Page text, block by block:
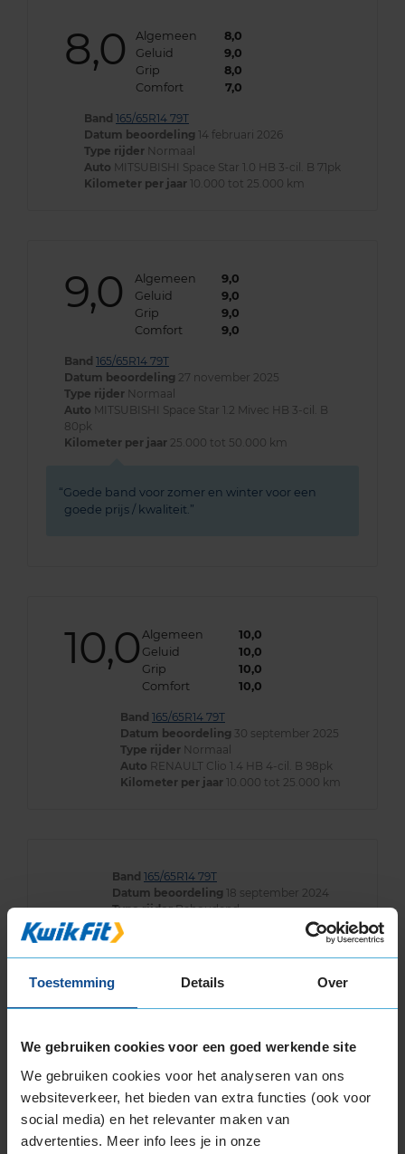
Toestemming Details Over
We gebruiken cookies voor een goed werkende site
We gebruiken cookies voor het analyseren van ons
websiteverkeer, het bieden van extra functies (ook voor
social media) en het relevanter maken van
advertenties. Meer info lees je in onze
8,0 Algemeen
8,0
Geluid
9,0
Grip
8,0
Comfort
7,0
Band 165/65R14 79T
Datum beoordeling 14 februari 2026
Type rijder Normaal
Auto MITSUBISHI Space Star 1.0 HB 3-cil. B 71pk
Kilometer per jaar 10.000 tot 25.000 km
9,0 Algemeen
9,0
Geluid
9,0
Grip
9,0
Comfort
9,0
Band 165/65R14 79T
Datum beoordeling 27 november 2025
Type rijder Normaal
Auto MITSUBISHI Space Star 1.2 Mivec HB 3-cil. B
80pk
Kilometer per jaar 25.000 tot 50.000 km
Goede band voor zomer en winter voor een
goede prijs / kwaliteit.
10,0 Algemeen
10,0
Geluid
10,0
Grip
10,0
Comfort
10,0
Band 165/65R14 79T
Datum beoordeling 30 september 2025
Type rijder Normaal
Auto RENAULT Clio 1.4 HB 4-cil. B 98pk
Kilometer per jaar 10.000 tot 25.000 km
Band 165/65R14 79T
Datum beoordeling 18 september 2024
Type rijderBehoudend
Auto
PEUGEOT 108 1.0 VTi HB 3-cil. B 69pk
Kilometer per jaar
10.000 tot 25.000 km
Vraag me af of ze wel goed gebalanceerd zijn
want er zijn continue trillingen die er met de
Meer beoordelingen tonen